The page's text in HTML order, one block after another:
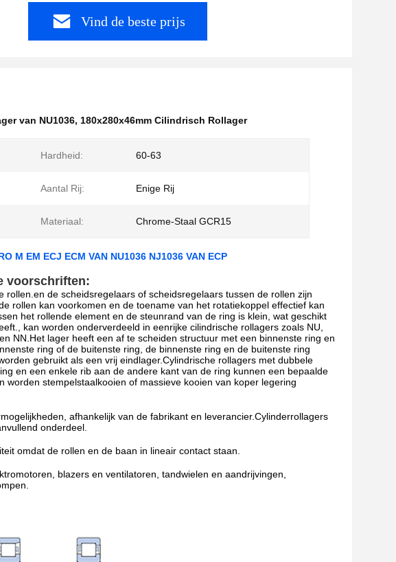
Vind de beste prijs
van NU1036, 180x280x46mm Cilindrisch Rollager
Hardheid: 60-63
Aantal Rij: Enige Rij
Materiaal: Chrome-Staal GCR15
M EM ECJ ECM VAN NU1036 NJ1036 VAN ECP
voorschriften:
de scheidsregelaars of scheidsregelaars tussen de rollen zijn
rollen kan voorkomen en de toename van het rotatiekoppel effectief kan
het rollende element en de steunrand van de ring is klein, wat geschikt
kan worden onderverdeeld in eenrijke cilindrische rollagers zoals NU,
NN.Het lager heeft een af te scheiden structuur met een binnenste ring en
ring of de buitenste ring, de binnenste ring en de buitenste ring
gebruikt als een vrij eindlager.Cylindrische rollagers met dubbele
en een enkele rib aan de andere kant van de ring kunnen een bepaalde
stempelstaalkooien of massieve kooien van koper legering
afhankelijk van de fabrikant en leverancier.Cylinderrollagers
onderdeel.
omdat de rollen en de baan in lineair contact staan.
blazers en ventilatoren, tandwielen en aandrijvingen,